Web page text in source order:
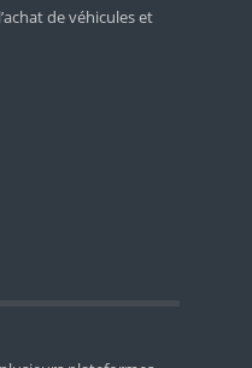
de véhicules et